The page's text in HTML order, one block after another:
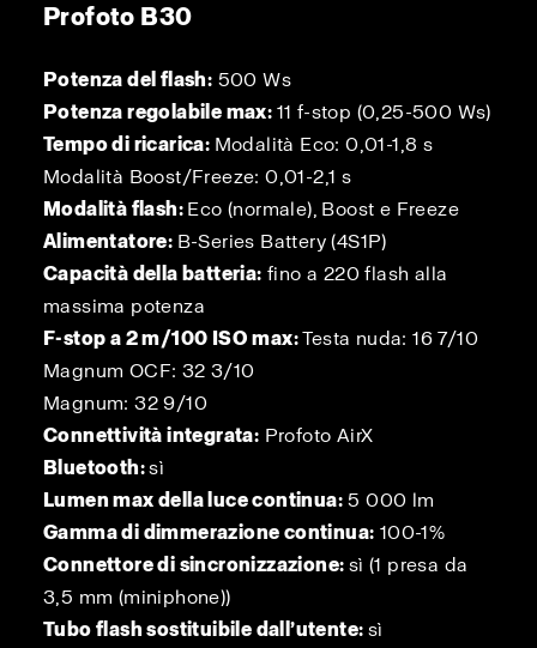
Profoto B30
Potenza del flash: 500 Ws
Potenza regolabile max: 11 f-stop (0,25-500 Ws)
Tempo di ricarica: Modalità Eco: 0,01-1,8 s
Modalità Boost/Freeze: 0,01-2,1 s
Modalità flash: Eco (normale), Boost e Freeze
Alimentatore: B-Series Battery (4S1P)
Capacità della batteria: fino a 220 flash alla
massima potenza
F-stop a 2 m/100 ISO max:Testa nuda: 16 7/10
Magnum OCF: 32 3/10
Magnum: 32 9/10
Connettività integrata: Profoto AirX
Bluetooth:sì
Lumen max della luce continua: 5 000 lm
Gamma di dimmerazione continua: 100-1%
Connettore di sincronizzazione: sì (1 presa da
3,5 mm (miniphone))
Tubo flash sostituibile dall’utente: sì